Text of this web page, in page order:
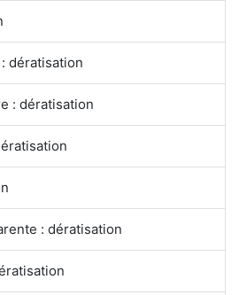
dératisation
: dératisation
: dératisation